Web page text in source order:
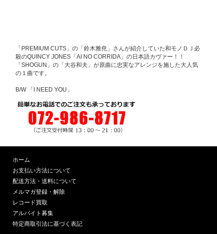
「PREMIUM CUTS」の「鈴木雅尭」さんが紹介していた和モノＤＪ必
殺のQUINCY JONES「AI NO CORRIDA」の日本語カヴァー！！
「SHOGUN」の「大谷和夫」が原曲に忠実なアレンジを施した大人気
の１曲です。
B/W 「I NEED YOU」
ホーム
お支払い方法について
配送方法・送料について
メルマガ登録・解除
レコード買取
アルバイト募集
特定商取引法に基づく表記